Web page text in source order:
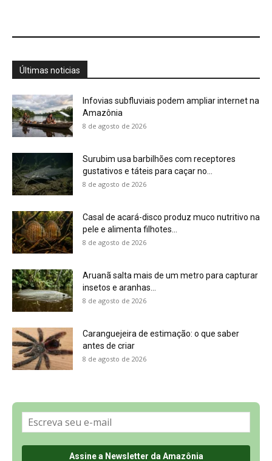
Aruanã salta mais de um metro para capturar
8 de agosto de 2026
8 de agosto de 2026
Política de Privacidade, LGPD e RGPD
Últimas Notícias
🌎 Español
©